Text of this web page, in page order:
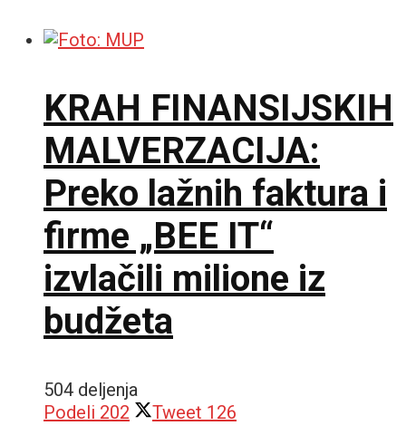
KRAH FINANSIJSKIH
MALVERZACIJA:
Preko lažnih faktura i
firme „BEE IT“
izvlačili milione iz
budžeta
504 deljenja
Podeli 202 Tweet 126